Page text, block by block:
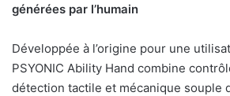
générées par l’humain
Développée à l’origine pour une
PSYONIC Ability Hand combine
détection tactile et mécanique souple